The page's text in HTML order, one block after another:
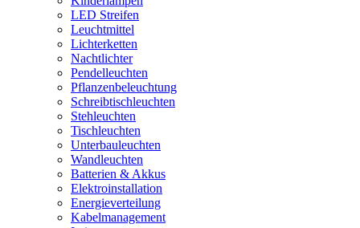
LED Streifen
Leuchtmittel
Lichterketten
Nachtlichter
Pendelleuchten
Pflanzenbeleuchtung
Schreibtischleuchten
Stehleuchten
Tischleuchten
Unterbauleuchten
Wandleuchten
Batterien & Akkus
Elektroinstallation
Energieverteilung
Kabelmanagement